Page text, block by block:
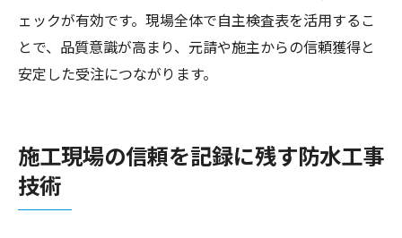
ェックが有効です。現場全体で自主検査表を活用するこ
とで、品質意識が高まり、元請や施主からの信頼獲得と
安定した受注につながります。
施工現場の信頼を記録に残す防水工事
技術